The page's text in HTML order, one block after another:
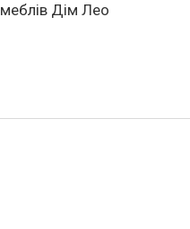
меблів Дім Лео